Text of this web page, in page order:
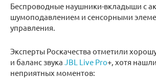
Беспроводные наушники-вкладыши с
шумоподавлением и сенсорными
управления.
Эксперты Роскачества отметили
и баланс звука JBL Live Pro+, хотя
неприятных моментов: